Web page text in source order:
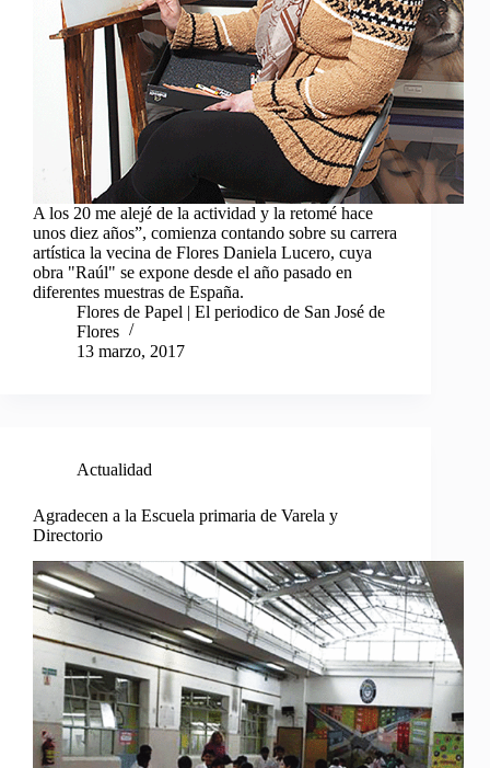
A los 20 me alejé de la actividad y la retomé hace
unos diez años”, comienza contando sobre su carrera
artística la vecina de Flores Daniela Lucero, cuya
obra "Raúl" se expone desde el año pasado en
diferentes muestras de España.
Flores de Papel | El periodico de San José de
Flores
13 marzo, 2017
Actualidad
Agradecen a la Escuela primaria de Varela y
Directorio